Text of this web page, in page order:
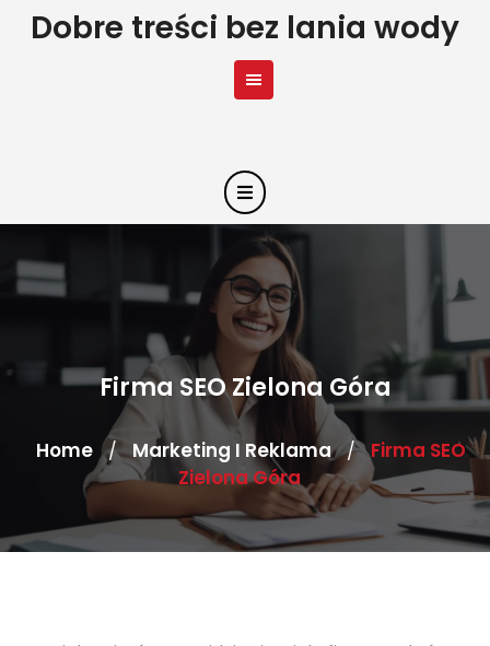
SkipDobre treści bez lania wody
Firma SEO Zielona Góra
Home / Marketing I Reklama / Firma SEO
Zielona Góra